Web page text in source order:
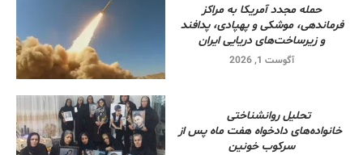
حمله مجدد آمریکا به مراکز
فرماندهی، موشکی و پهپادی، پدافند
و زیرساخت‌های دریایی ایران
آگوست 1, 2026
تحلیل روانشناختی
خانواده‌های دادخواه هفت ماه پس از
سرکوب خونین